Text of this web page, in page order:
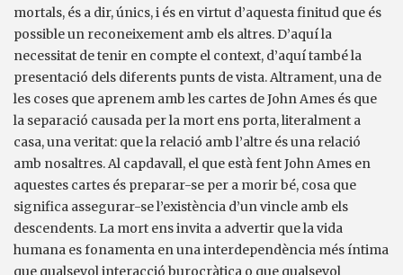
mortals, és a dir, únics, i és en virtut d’aquesta finitud que és
possible un reconeixement amb els altres. D’aquí la
necessitat de tenir en compte el context, d’aquí també la
presentació dels diferents punts de vista. Altrament, una de
les coses que aprenem amb les cartes de John Ames és que
la separació causada per la mort ens porta, literalment a
casa, una veritat: que la relació amb l’altre és una relació
amb nosaltres. Al capdavall, el que està fent John Ames en
aquestes cartes és preparar-se per a morir bé, cosa que
significa assegurar-se l’existència d’un vincle amb els
descendents. La mort ens invita a advertir que la vida
humana es fonamenta en una interdependència més íntima
que qualsevol interacció burocràtica o que qualsevol